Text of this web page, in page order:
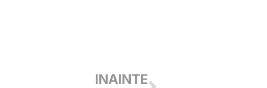
INAINTE